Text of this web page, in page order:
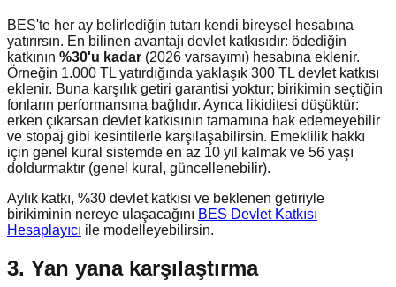
BES'te her ay belirlediğin tutarı kendi bireysel hesabına
yatırırsın. En bilinen avantajı devlet katkısıdır: ödediğin
katkının %30'u kadar (2026 varsayımı) hesabına eklenir.
Örneğin 1.000 TL yatırdığında yaklaşık 300 TL devlet katkısı
eklenir. Buna karşılık getiri garantisi yoktur; birikimin seçtiğin
fonların performansına bağlıdır. Ayrıca likiditesi düşüktür:
erken çıkarsan devlet katkısının tamamına hak edemeyebilir
ve stopaj gibi kesintilerle karşılaşabilirsin. Emeklilik hakkı
için genel kural sistemde en az 10 yıl kalmak ve 56 yaşı
doldurmaktır (genel kural, güncellenebilir).
Aylık katkı, %30 devlet katkısı ve beklenen getiriyle
birikiminin nereye ulaşacağını BES Devlet Katkısı
Hesaplayıcı ile modelleyebilirsin.
3. Yan yana karşılaştırma